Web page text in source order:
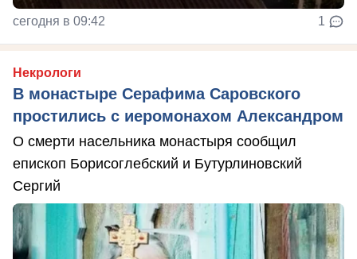
сегодня в 09:42 1
Некрологи
В монастыре Серафима Саровского
простились с иеромонахом Александром
О смерти насельника монастыря сообщил
епископ Борисоглебский и Бутурлиновский
Сергий